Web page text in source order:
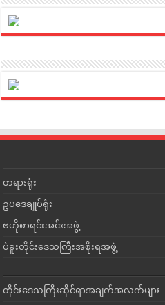
တရားရုံး
ဥပဒေချုပ်ရုံး
ဗဟိုစာရင်းအင်းအဖွဲ့
ပဲခူးတိုင်းဒေသကြီးအစိုးရအဖွဲ့
တိုင်းဒေသကြီးဆိုင်ရာအချက်အလက်များ